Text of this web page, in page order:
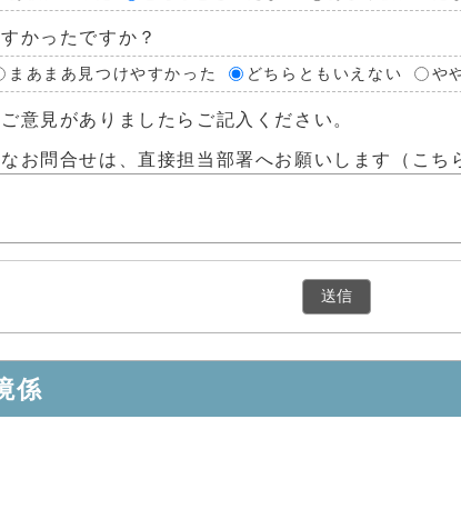
かったですか？
まあまあ見つけやすかった どちらともいえない や
意見がありましたらご記入ください。
お問合せは、直接担当部署へお願いします（こち
係